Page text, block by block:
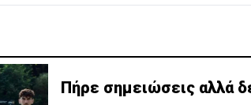
Πήρε σημειώσεις αλλά